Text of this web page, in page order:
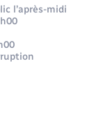
l’après-midi